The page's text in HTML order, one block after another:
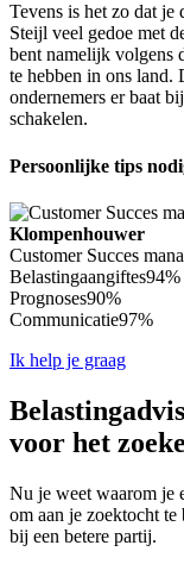
Tevens is het zo dat je
Steijl veel gedoe met
bent namelijk volgens
te hebben in ons land.
ondernemers er baat
schakelen.
Persoonlijke tips
Klompenhouwer
Customer Succes
Belastingaangiftes94%
Prognoses90%
Communicatie97%
Ik help je graag
voor het
Nu je weet waarom je
om aan je zoektocht
bij een betere partij.